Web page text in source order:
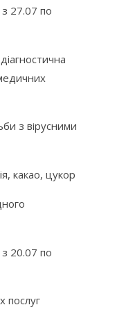
27.07 по
з вірусними
какао, цукор
20.07 по
послуг